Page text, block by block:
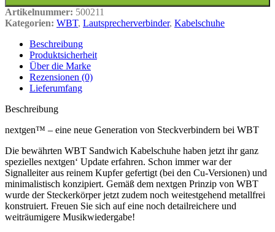
Artikelnummer: 500211
Kategorien: WBT, Lautsprecherverbinder, Kabelschuhe
Beschreibung
Produktsicherheit
Über die Marke
Rezensionen (0)
Lieferumfang
Beschreibung
nextgen™ – eine neue Generation von Steckverbindern bei WBT
Die bewährten WBT Sandwich Kabelschuhe haben jetzt ihr ganz
spezielles nextgen‘ Update erfahren. Schon immer war der
Signalleiter aus reinem Kupfer gefertigt (bei den Cu-Versionen) und
minimalistisch konzipiert. Gemäß dem nextgen Prinzip von WBT
wurde der Steckerkörper jetzt zudem noch weitestgehend metallfrei
konstruiert. Freuen Sie sich auf eine noch detailreichere und
weiträumigere Musikwiedergabe!